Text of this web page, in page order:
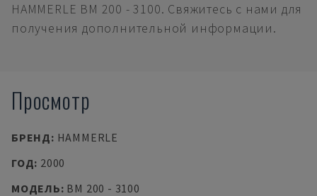
HAMMERLE BM 200 - 3100. Свяжитесь с нами для
получения дополнительной информации.
Просмотр
БРЕНД: HAMMERLE
ГОД: 2000
МОДЕЛЬ: BM 200 - 3100